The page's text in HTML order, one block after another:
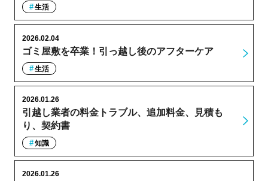
生活
ゴミ屋敷を卒業！引っ越し後のアフターケア
2026.02.04
生活
引越し業者の料金トラブル、追加料金、見積も
り、契約書
2026.01.26
知識
2026.01.26